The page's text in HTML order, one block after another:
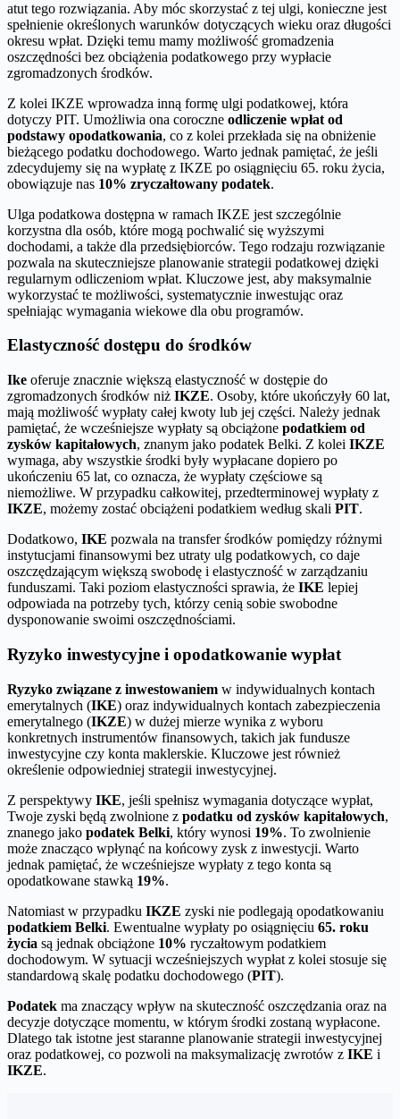
atut tego rozwiązania. Aby móc skorzystać z tej ulgi, konieczne jest
spełnienie określonych warunków dotyczących wieku oraz długości
okresu wpłat. Dzięki temu mamy możliwość gromadzenia
oszczędności bez obciążenia podatkowego przy wypłacie
zgromadzonych środków.
Z kolei IKZE wprowadza inną formę ulgi podatkowej, która
dotyczy PIT. Umożliwia ona coroczne odliczenie wpłat od
podstawy opodatkowania, co z kolei przekłada się na obniżenie
bieżącego podatku dochodowego. Warto jednak pamiętać, że jeśli
zdecydujemy się na wypłatę z IKZE po osiągnięciu 65. roku życia,
obowiązuje nas 10% zryczałtowany podatek.
Ulga podatkowa dostępna w ramach IKZE jest szczególnie
korzystna dla osób, które mogą pochwalić się wyższymi
dochodami, a także dla przedsiębiorców. Tego rodzaju rozwiązanie
pozwala na skuteczniejsze planowanie strategii podatkowej dzięki
regularnym odliczeniom wpłat. Kluczowe jest, aby maksymalnie
wykorzystać te możliwości, systematycznie inwestując oraz
spełniając wymagania wiekowe dla obu programów.
Elastyczność dostępu do środków
Ike oferuje znacznie większą elastyczność w dostępie do
zgromadzonych środków niż IKZE. Osoby, które ukończyły 60 lat,
mają możliwość wypłaty całej kwoty lub jej części. Należy jednak
pamiętać, że wcześniejsze wypłaty są obciążone podatkiem od
zysków kapitałowych, znanym jako podatek Belki. Z kolei IKZE
wymaga, aby wszystkie środki były wypłacane dopiero po
ukończeniu 65 lat, co oznacza, że wypłaty częściowe są
niemożliwe. W przypadku całkowitej, przedterminowej wypłaty z
IKZE, możemy zostać obciążeni podatkiem według skali PIT.
Dodatkowo, IKE pozwala na transfer środków pomiędzy różnymi
instytucjami finansowymi bez utraty ulg podatkowych, co daje
oszczędzającym większą swobodę i elastyczność w zarządzaniu
funduszami. Taki poziom elastyczności sprawia, że IKE lepiej
odpowiada na potrzeby tych, którzy cenią sobie swobodne
dysponowanie swoimi oszczędnościami.
Ryzyko inwestycyjne i opodatkowanie wypłat
Ryzyko związane z inwestowaniem w indywidualnych kontach
emerytalnych (IKE) oraz indywidualnych kontach zabezpieczenia
emerytalnego (IKZE) w dużej mierze wynika z wyboru
konkretnych instrumentów finansowych, takich jak fundusze
inwestycyjne czy konta maklerskie. Kluczowe jest również
określenie odpowiedniej strategii inwestycyjnej.
Z perspektywy IKE, jeśli spełnisz wymagania dotyczące wypłat,
Twoje zyski będą zwolnione z podatku od zysków kapitałowych,
znanego jako podatek Belki, który wynosi 19%. To zwolnienie
może znacząco wpłynąć na końcowy zysk z inwestycji. Warto
jednak pamiętać, że wcześniejsze wypłaty z tego konta są
opodatkowane stawką 19%.
Natomiast w przypadku IKZE zyski nie podlegają opodatkowaniu
podatkiem Belki. Ewentualne wypłaty po osiągnięciu 65. roku
życia są jednak obciążone 10% ryczałtowym podatkiem
dochodowym. W sytuacji wcześniejszych wypłat z kolei stosuje się
standardową skalę podatku dochodowego (PIT).
Podatek ma znaczący wpływ na skuteczność oszczędzania oraz na
decyzje dotyczące momentu, w którym środki zostaną wypłacone.
Dlatego tak istotne jest staranne planowanie strategii inwestycyjnej
oraz podatkowej, co pozwoli na maksymalizację zwrotów z IKE i
IKZE.